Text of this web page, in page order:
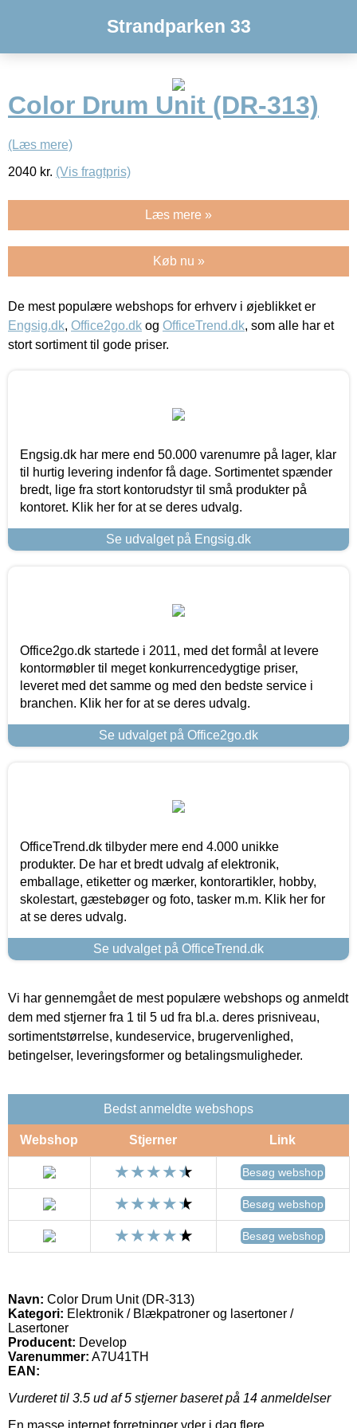
Strandparken 33
Color Drum Unit (DR-313)
(Læs mere)
2040 kr. (Vis fragtpris)
Læs mere »
Køb nu »
De mest populære webshops for erhverv i øjeblikket er
Engsig.dk, Office2go.dk og OfficeTrend.dk, som alle har et
stort sortiment til gode priser.
Engsig.dk har mere end 50.000 varenumre på lager, klar
til hurtig levering indenfor få dage. Sortimentet spænder
bredt, lige fra stort kontorudstyr til små produkter på
kontoret. Klik her for at se deres udvalg.
Se udvalget på Engsig.dk
Office2go.dk startede i 2011, med det formål at levere
kontormøbler til meget konkurrencedygtige priser,
leveret med det samme og med den bedste service i
branchen. Klik her for at se deres udvalg.
Se udvalget på Office2go.dk
OfficeTrend.dk tilbyder mere end 4.000 unikke
produkter. De har et bredt udvalg af elektronik,
emballage, etiketter og mærker, kontorartikler, hobby,
skolestart, gæstebøger og foto, tasker m.m. Klik her for
at se deres udvalg.
Se udvalget på OfficeTrend.dk
Vi har gennemgået de mest populære webshops og anmeldt
dem med stjerner fra 1 til 5 ud fra bl.a. deres prisniveau,
sortimentstørrelse, kundeservice, brugervenlighed,
betingelser, leveringsformer og betalingsmuligheder.
Bedst anmeldte webshops
Webshop Stjerner Link
Besøg webshop
Besøg webshop
Besøg webshop
Navn: Color Drum Unit (DR-313)
Kategori: Elektronik / Blækpatroner og lasertoner /
Lasertoner
Producent: Develop
Varenummer: A7U41TH
EAN:
Vurderet til 3.5 ud af 5 stjerner baseret på 14 anmeldelser
En masse internet forretninger yder i dag flere